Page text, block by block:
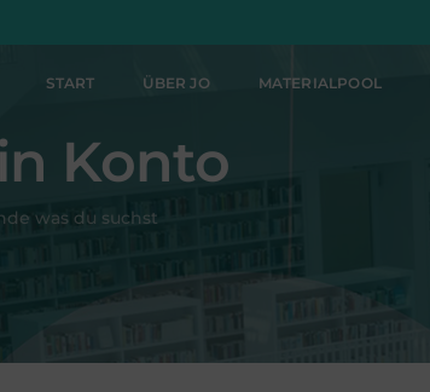
START ÜBER JO MATERIALPOOL
Konto
was du suchst